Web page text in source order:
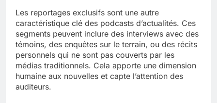
Les reportages exclusifs sont une autre
caractéristique clé des podcasts d’actualités. Ces
segments peuvent inclure des interviews avec des
témoins, des enquêtes sur le terrain, ou des récits
personnels qui ne sont pas couverts par les
médias traditionnels. Cela apporte une dimension
humaine aux nouvelles et capte l’attention des
auditeurs.